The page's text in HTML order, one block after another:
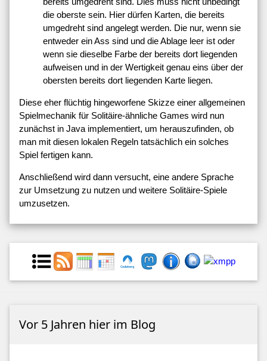
die oberste sein. Hier dürfen Karten, die bereits
umgedreht sind angelegt werden. Die nur, wenn sie
entweder ein Ass sind und die Ablage leer ist oder
wenn sie dieselbe Farbe der bereits dort liegenden
aufweisen und in der Wertigkeit genau eins über der
obersten bereits dort liegenden Karte liegen.
Diese eher flüchtig hingeworfene Skizze einer allgemeinen
Spielmechanik für Solitäire-ähnliche Games wird nun
zunächst in Java implementiert, um herauszufinden, ob
man mit diesen lokalen Regeln tatsächlich ein solches
Spiel fertigen kann.
Anschließend wird dann versucht, eine andere Sprache
zur Umsetzung zu nutzen und weitere Solitäire-Spiele
umzusetzen.
Vor 5 Jahren hier im Blog